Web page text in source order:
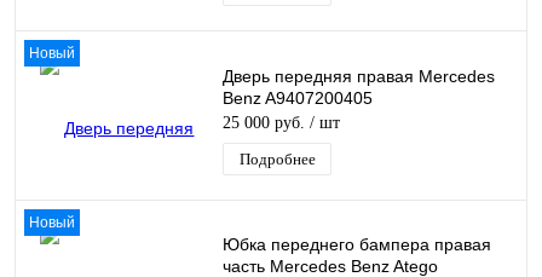
Новый
Дверь передняя правая Mercedes
Benz A9407200405
25 000 руб. / шт
Подробнее
Новый
Юбка переднего бампера правая
часть Mercedes Benz Atego